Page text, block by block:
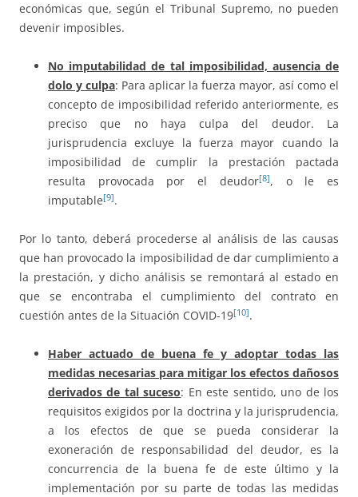
económicas que, según el Tribunal Supremo, no pueden
devenir imposibles.
No imputabilidad de tal imposibilidad, ausencia de
dolo y culpa: Para aplicar la fuerza mayor, así como el
concepto de imposibilidad referido anteriormente, es
preciso que no haya culpa del deudor. La
jurisprudencia excluye la fuerza mayor cuando la
imposibilidad de cumplir la prestación pactada
resulta provocada por el deudor[8], o le es
imputable[9].
Por lo tanto, deberá procederse al análisis de las causas
que han provocado la imposibilidad de dar cumplimiento a
la prestación, y dicho análisis se remontará al estado en
que se encontraba el cumplimiento del contrato en
cuestión antes de la Situación COVID-19[10].
Haber actuado de buena fe y adoptar todas las
medidas necesarias para mitigar los efectos dañosos
derivados de tal suceso: En este sentido, uno de los
requisitos exigidos por la doctrina y la jurisprudencia,
a los efectos de que se pueda considerar la
exoneración de responsabilidad del deudor, es la
concurrencia de la buena fe de este último y la
implementación por su parte de todas las medidas